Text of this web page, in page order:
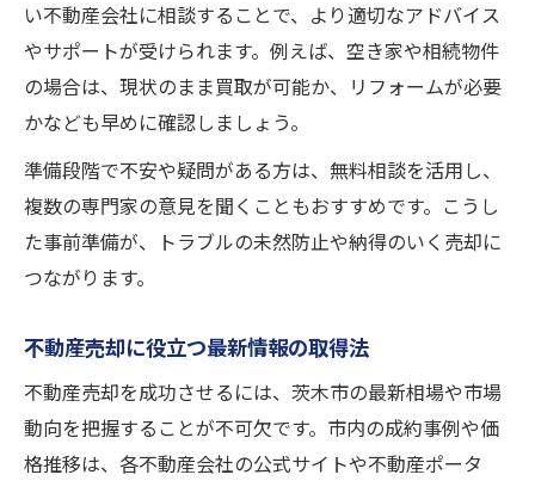
い不動産会社に相談することで、より適切なアドバイス
やサポートが受けられます。例えば、空き家や相続物件
の場合は、現状のまま買取が可能か、リフォームが必要
かなども早めに確認しましょう。
準備段階で不安や疑問がある方は、無料相談を活用し、
複数の専門家の意見を聞くこともおすすめです。こうし
た事前準備が、トラブルの未然防止や納得のいく売却に
つながります。
不動産売却に役立つ最新情報の取得法
不動産売却を成功させるには、茨木市の最新相場や市場
動向を把握することが不可欠です。市内の成約事例や価
格推移は、各不動産会社の公式サイトや不動産ポータ